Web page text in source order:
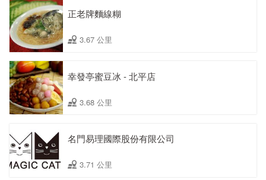
正老牌麵線糊
3.67 公里
幸發亭蜜豆冰 - 北平店
3.68 公里
名門易理國際股份有限公司
3.71 公里